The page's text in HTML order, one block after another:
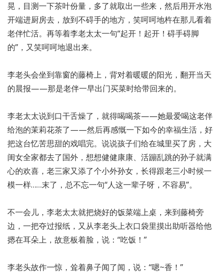
晃，目测一下茶叶份量，多了就取出一些来，然后用开水泡
开端进厨房去，放到不碍手的地方，笑呵呵地杵在那儿看着
老伴忙活。再等着李老太太一句“起开！起开！碍手碍脚
的”，又笑呵呵地退出来。
李老头会坐到靠窗的藤椅上，背对着暖暖的阳光，翻开当天
的晨报——那是老伴一早出门买菜时给带回来的。
李老太太说到口干舌燥了，就得喝喝茶——她最爱喝这老伴
给泡的茉莉花茶了——然后再感慨一下如今的幸福生活，好
把这台忆苦思甜的戏唱完。说说孩子们给在城里买了房，大
闺女全家都去了国外，想想健健康康、活蹦乱跳的孙子就满
心的欢喜，老三家又添了个小外孙女，长得跟老三小时候一
模一样……末了，总不忘一句“人这一辈子呀，不容易”。
不一会儿，李老太太就把烧好的饭菜端上桌，来到藤椅旁
边，一把夺过报纸，又从李老头上衣口袋里摸出助听器给他
摁在耳朵上，故意板着脸，说：“吃饭！”
李老头故作一惊，耸着鼻子闻了闻，说：“嗯~香！”